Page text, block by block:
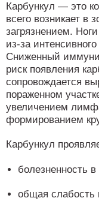
Карбункул — это
всего возникает в
загрязнением.
из-за
Сниженный
риск появления
сопровождается
пораженном
увеличением
формированием
Карбункул
болезненность
общая слабость